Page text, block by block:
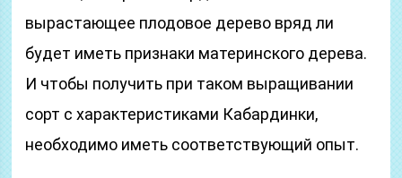
вырастающее плодовое дерево вряд ли
будет иметь признаки материнского дерева.
И чтобы получить при таком выращивании
сорт с характеристиками Кабардинки,
необходимо иметь соответствующий опыт.